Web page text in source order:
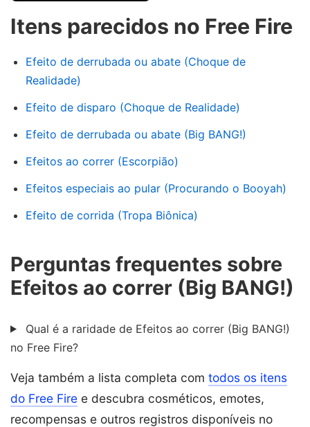
Itens parecidos no Free Fire
Efeito de derrubada ou abate (Choque de
Realidade)
Efeito de disparo (Choque de Realidade)
Efeito de derrubada ou abate (Big BANG!)
Efeitos ao correr (Escorpião)
Efeitos especiais ao pular (Procurando o Booyah)
Efeito de corrida (Tropa Biônica)
Perguntas frequentes sobre
Efeitos ao correr (Big BANG!)
Qual é a raridade de Efeitos ao correr (Big BANG!)
no Free Fire?
Veja também a lista completa com todos os itens
do Free Fire e descubra cosméticos, emotes,
recompensas e outros registros disponíveis no